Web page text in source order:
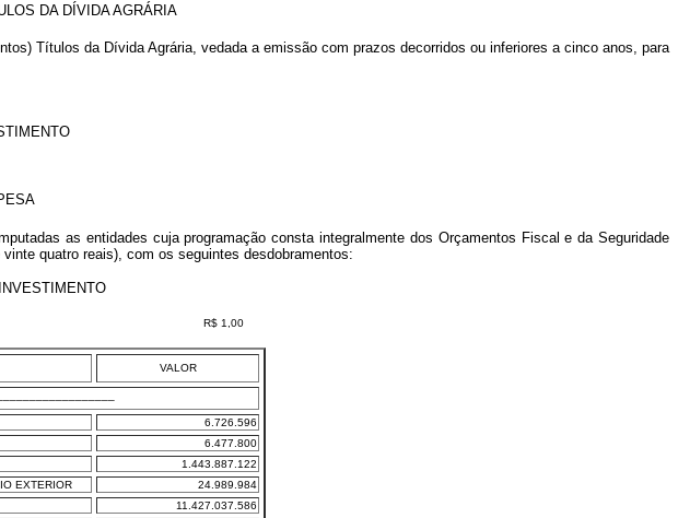
DA DÍVIDA AGRÁRIA
Títulos da Dívida Agrária, vedada a emissão com prazos decorridos ou inferiores a cinco anos, para
as entidades cuja programação consta integralmente dos Orçamentos Fiscal e da Seguridade
quatro reais), com os seguintes desdobramentos:
R$ 1,00
VALOR
6.726.596
6.477.800
1.443.887.122
EXTERIOR
24.989.984
11.427.037.586